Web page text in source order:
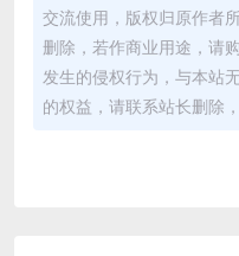
交流使用，版权归原作者
删除，若作商业用途，请
发生的侵权行为，与本站
的权益，请联系站长删除